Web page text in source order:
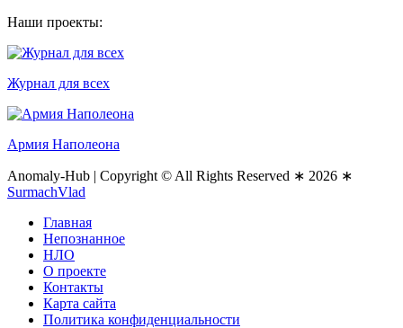
Наши проекты:
Журнал для всех
Армия Наполеона
Anomaly-Hub | Copyright © All Rights Reserved ∗ 2026 ∗
SurmachVlad
Главная
Непознанное
НЛО
О проекте
Контакты
Карта сайта
Политика конфиденциальности